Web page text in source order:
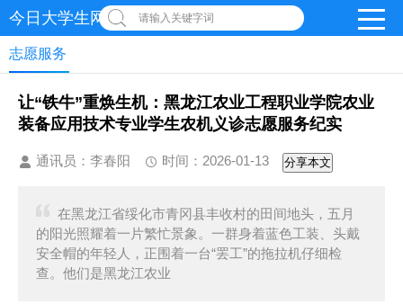
今日大学生网 | 在线投稿
请输入关键字词
志愿服务
让“铁牛”重焕生机：黑龙江农业工程职业学院农业
装备应用技术专业学生农机义诊志愿服务纪实
通讯员：李春阳 时间：2026-01-13 分享本文
在黑龙江省绥化市青冈县丰收村的田间地头，五月
的阳光照耀着一片繁忙景象。一群身着蓝色工装、头戴
安全帽的年轻人，正围着一台“罢工”的拖拉机仔细检
查。他们是黑龙江农业